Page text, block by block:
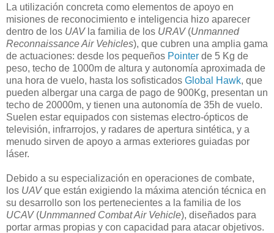
La utilización concreta como elementos de apoyo en
misiones de reconocimiento e inteligencia hizo aparecer
dentro de los UAVla familia de los URAV(Unmanned
Reconnaissance Air Vehicles), que cubren una amplia gama
de actuaciones: desde los pequeños Pointer de 5 Kg de
peso, techo de 1000m de altura y autonomía aproximada de
una hora de vuelo, hasta los sofisticados Global Hawk, que
pueden albergar una carga de pago de 900Kg, presentan un
techo de 20000m, y tienen una autonomía de 35h de vuelo.
Suelen estar equipados con sistemas electro-ópticos de
televisión, infrarrojos, y radares de apertura sintética, y a
menudo sirven de apoyo a armas exteriores guiadas por
láser.
Debido a su especialización en operaciones de combate,
los UAVque están exigiendo la máxima atención técnica en
su desarrollo son los pertenecientes a la familia de los
UCAV(Unmmanned Combat Air Vehicle), diseñados para
portar armas propias y con capacidad para atacar objetivos.